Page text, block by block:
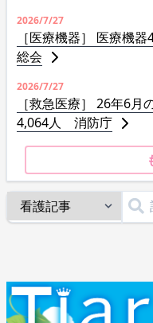
2026/7/27
［医療機器］ 医療機
総会
2026/7/27
［救急医療］ 26年6
4,064人 消防庁